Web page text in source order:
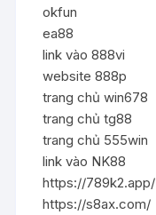
okfun
ea88
link vào 888vi
website 888p
trang chủ win678
trang chủ tg88
trang chủ 555win
link vào NK88
https://789k2.app/
https://s8ax.com/